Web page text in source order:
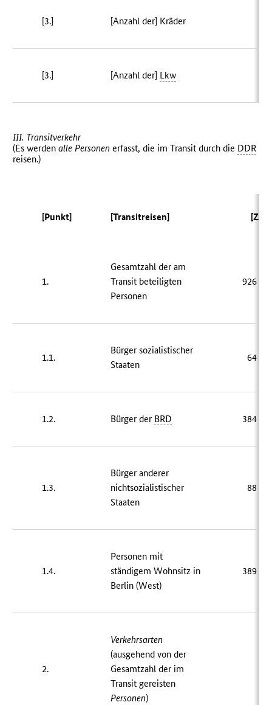
[3.] [Anzahl der] Kräder
[3.] [Anzahl der] Lkw
III. Transitverkehr
(Es werdenalle Personen erfasst, die im Transit durch die DDR
reisen.)
[Punkt] [Transitreisen]
1.
Gesamtzahl der am
Transit beteiligten
Personen
926
1.1.
Bürger sozialistischer
Staaten
64
1.2. Bürger der BRD 384
1.3.
Bürger anderer
nichtsozialistischer
Staaten
88
1.4.
Personen mit
ständigem Wohnsitz in
Berlin (West)
389
2.
Verkehrsarten
(ausgehend von der
Gesamtzahl der im
Transit gereisten
Personen)